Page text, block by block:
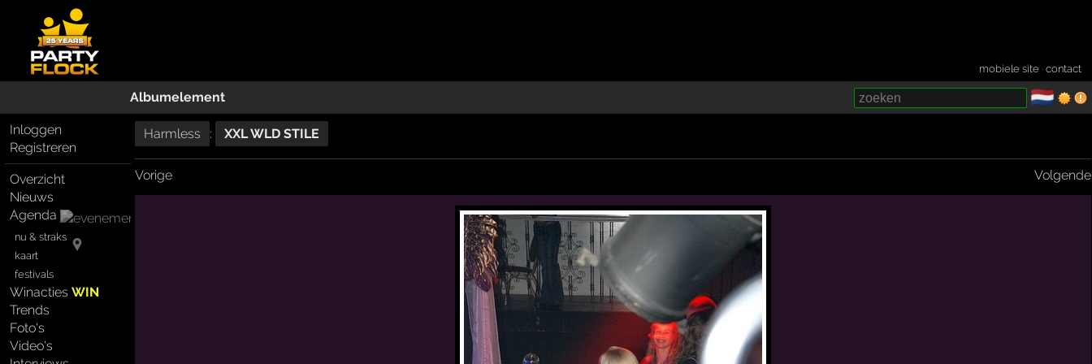
mobiele site ·contact
Albumelement 🇳🇱
Inloggen
Registreren
Overzicht
Nieuws
Agenda
nu & straks
kaart
festivals
WinactiesWIN
Trends
Foto's
Video's
Harmless : XXL WLD STILE
Vorige Volgende